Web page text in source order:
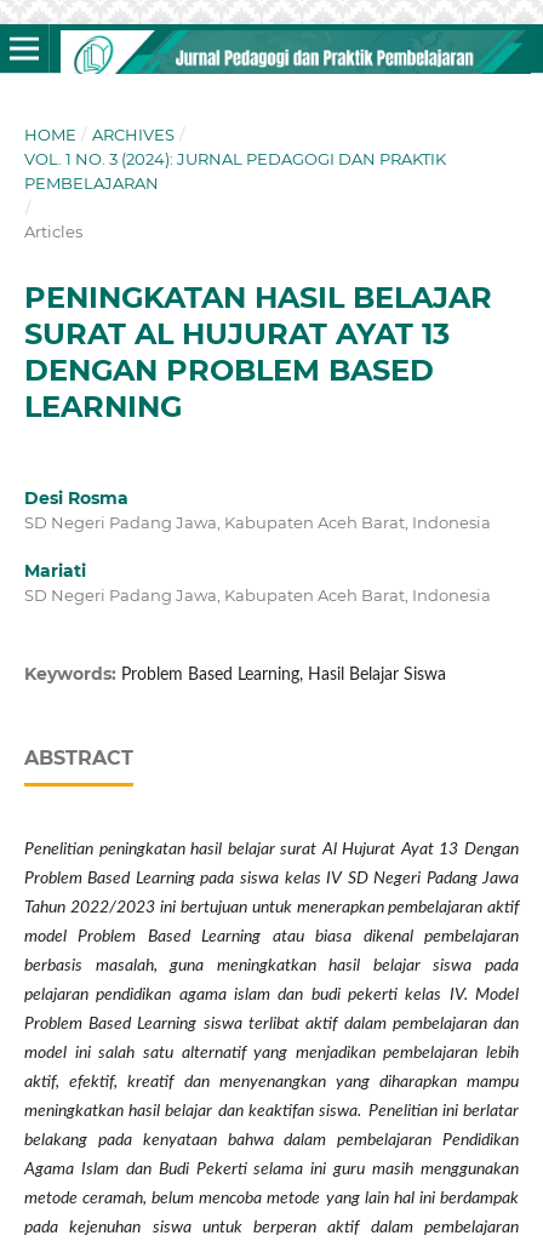
HOME / ARCHIVES /
VOL. 1 NO. 3 (2024): JURNAL PEDAGOGI DAN PRAKTIK
PEMBELAJARAN
/
Articles
PENINGKATAN HASIL BELAJAR
SURAT AL HUJURAT AYAT 13
DENGAN PROBLEM BASED
LEARNING
Desi Rosma
SD Negeri Padang Jawa, Kabupaten Aceh Barat, Indonesia
Mariati
SD Negeri Padang Jawa, Kabupaten Aceh Barat, Indonesia
Keywords: Problem Based Learning, Hasil Belajar Siswa
ABSTRACT
Penelitian peningkatanhasil belajar surat Al Hujurat Ayat 13 Dengan
Problem Based Learning pada siswa kelas IV SD Negeri Padang Jawa
Tahun 2022/2023 ini bertujuan untuk menerapkan pembelajaran aktif
model Problem Based Learning atau biasa dikenal pembelajaran
berbasis masalah,guna meningkatkan hasil belajar siswa pada
pelajaran pendidikan agama islam dan budi pekerti kelas IV.Model
Problem Based Learning siswa terlibat aktif dalam pembelajaran dan
model ini salah satu alternatifyang menjadikan pembelajaran lebih
aktif, efektif, kreatif
dan menyenangkan yang diharapkan mampu
meningkatkan hasil belajar dan keaktifan siswa. Penelitian ini berlatar
belakang pada kenyataan bahwa dalam pembelajaran Pendidikan
Agama Islam dan Budi Pekerti selama ini guru masih menggunakan
metode ceramah, belum mencoba metode yang lain hal ini berdampak
pada kejenuhan siswa untuk berperan aktif dalam pembelajaran